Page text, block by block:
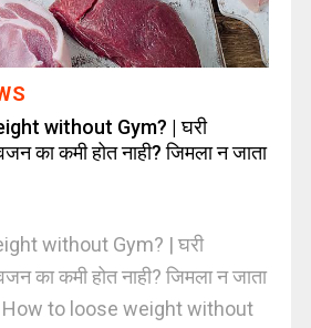
without Gym? | घरी
का कमी होत नाही? जिमला न जाता
without Gym? | घरी
का कमी होत नाही? जिमला न जाता
How to loose weight without